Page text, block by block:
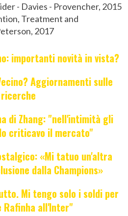
- Davies - Provencher, 2015
Treatment and
2017
importanti novità in vista?
Aggiornamenti sulle
ricerche
di Zhang: "nell'intimità gli
criticavo il mercato"
«Mi tatuo un'altra
dalla Champions»
Mi tengo solo i soldi per
all'Inter"